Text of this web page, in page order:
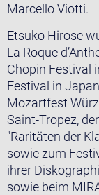
Marcello Viotti.
Etsuko Hirose
La Roque
Chopin Festival
Festival in
Mozartfest
Saint-Tropez,
"Raritäten der
sowie zum
ihrer
sowie beim